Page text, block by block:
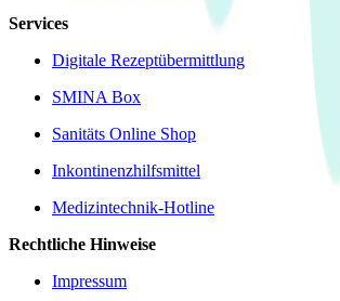
Services
Digitale Rezeptübermittlung
SMINA Box
Sanitäts Online Shop
Inkontinenzhilfsmittel
Medizintechnik-Hotline
Rechtliche Hinweise
Impressum